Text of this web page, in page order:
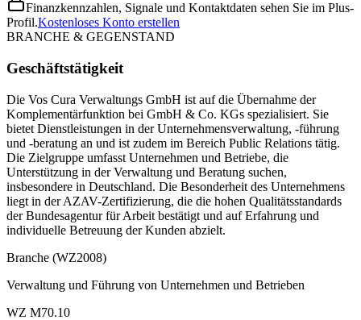
Finanzkennzahlen, Signale und Kontaktdaten sehen Sie im Plus-
Profil.Kostenloses Konto erstellen
BRANCHE & GEGENSTAND
Geschäftstätigkeit
Die Vos Cura Verwaltungs GmbH ist auf die Übernahme der
Komplementärfunktion bei GmbH & Co. KGs spezialisiert. Sie
bietet Dienstleistungen in der Unternehmensverwaltung, -führung
und -beratung an und ist zudem im Bereich Public Relations tätig.
Die Zielgruppe umfasst Unternehmen und Betriebe, die
Unterstützung in der Verwaltung und Beratung suchen,
insbesondere in Deutschland. Die Besonderheit des Unternehmens
liegt in der AZAV-Zertifizierung, die die hohen Qualitätsstandards
der Bundesagentur für Arbeit bestätigt und auf Erfahrung und
individuelle Betreuung der Kunden abzielt.
Branche (WZ2008)
Verwaltung und Führung von Unternehmen und Betrieben
WZ M70.10